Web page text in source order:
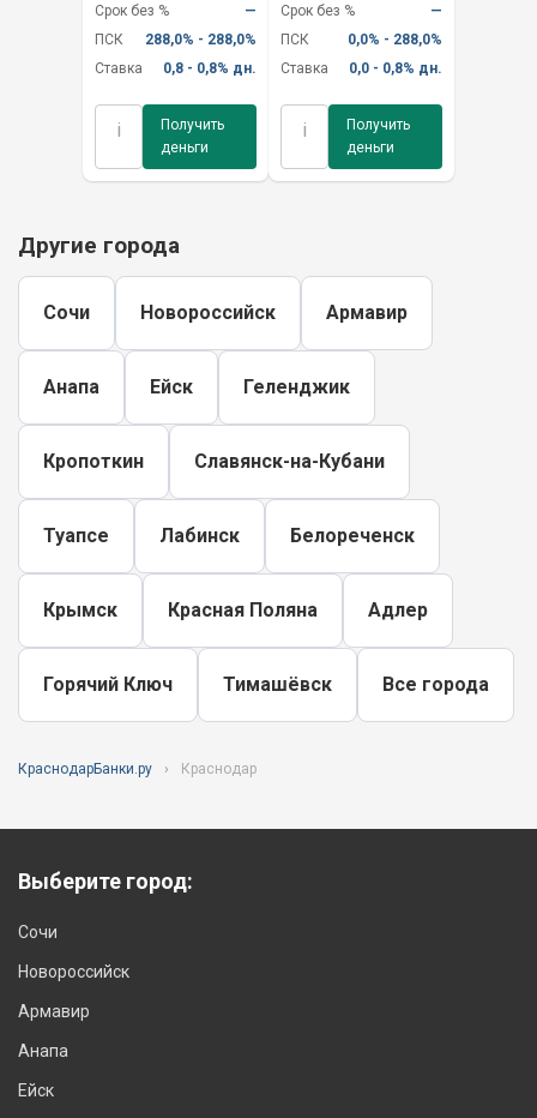
Срок без %
—
ПСК
288,0% - 288,0%
Ставка
0,8 - 0,8% дн.
i
Получить
деньги
Срок без %
—
ПСК
0,0% - 288,0%
Ставка
0,0 - 0,8% дн.
i
Получить
деньги
Другие города
Сочи Новороссийск Армавир
Анапа Ейск Геленджик
Кропоткин Славянск-на-Кубани
Туапсе Лабинск Белореченск
Крымск Красная Поляна Адлер
Горячий Ключ Тимашёвск Все города
КраснодарБанки.ру Краснодар
Выберите город:
Сочи
Новороссийск
Армавир
Анапа
Ейск